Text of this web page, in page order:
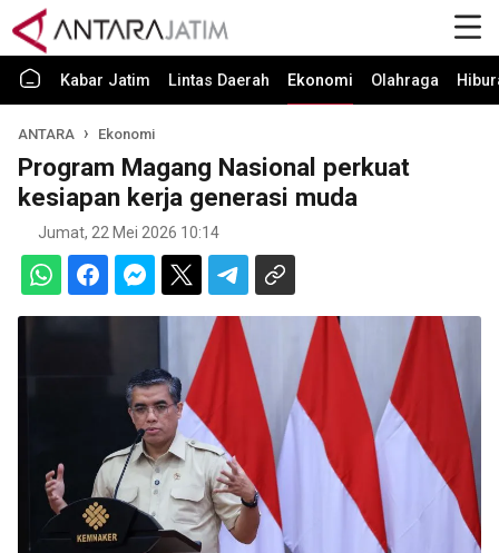
Kabar Jatim Lintas Daerah Ekonomi Olahraga
ANTARA Ekonomi
Program Magang Nasional perkuat
kesiapan kerja generasi muda
Jumat, 22 Mei 2026 10:14